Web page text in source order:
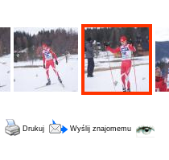
Drukuj Wyślij znajomemu